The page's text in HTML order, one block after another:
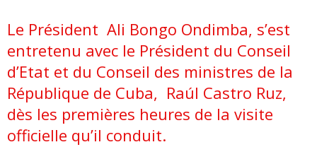
Le Président Ali Bongo Ondimba, s’est
entretenu avec le Président du Conseil
d’Etat et du Conseil des ministres de la
République de Cuba, Raúl Castro Ruz,
dès les premières heures de la visite
officielle qu’il conduit.